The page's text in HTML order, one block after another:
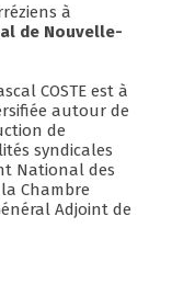
à
de Nouvelle-
COSTE est à
autour de
de
syndicales
National des
Chambre
Adjoint de